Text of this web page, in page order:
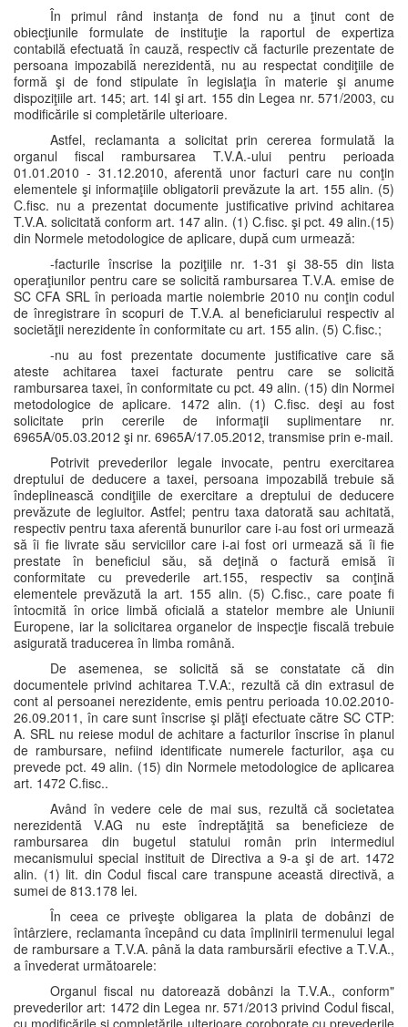
În primul rând instanţa de fond nu a ţinut cont de
obiecţiunile formulate de instituţie la raportul de expertiza
contabilă efectuată în cauză, respectiv că facturile prezentate de
persoana impozabilă nerezidentă, nu au respectat condiţiile de
formă şi de fond stipulate în legislaţia în materie şi anume
dispoziţiile art. 145; art. 14l şi art. 155 din Legea nr. 571/2003, cu
modificările si completările ulterioare.
Astfel, reclamanta a solicitat prin cererea formulată la
organul fiscal rambursarea T.V.A.-ului pentru perioada
01.01.2010 - 31.12.2010, aferentă unor facturi care nu conţin
elementele şi informaţiile obligatorii prevăzute la art. 155 alin. (5)
C.fisc. nu a prezentat documente justificative privind achitarea
T.V.A. solicitată conform art. 147 alin. (1) C.fisc. şi pct. 49 alin.(15)
din Normele metodologice de aplicare, după cum urmează:
-facturile înscrise la poziţiile nr. 1-31 şi 38-55 din lista
operaţiunilor pentru care se solicită rambursarea T.V.A. emise de
SC CFA SRL în perioada martie noiembrie 2010 nu conţin codul
de înregistrare în scopuri de T.V.A. al beneficiarului respectiv al
societăţii nerezidente în conformitate cu art. 155 alin. (5) C.fisc.;
-nu au fost prezentate documente justificative care să
ateste achitarea taxei facturate pentru care se solicită
rambursarea taxei, în conformitate cu pct. 49 alin. (15) din Normei
metodologice de aplicare. 1472 alin. (1) C.fisc. deşi au fost
solicitate prin cererile de informaţii suplimentare nr.
6965A/05.03.2012 şi nr. 6965A/17.05.2012, transmise prin e-mail.
Potrivit prevederilor legale invocate, pentru exercitarea
dreptului de deducere a taxei, persoana impozabilă trebuie să
îndeplinească condiţiile de exercitare a dreptului de deducere
prevăzute de legiuitor. Astfel; pentru taxa datorată sau achitată,
respectiv pentru taxa aferentă bunurilor care i-au fost ori urmează
să îi fie livrate său serviciilor care i-ai fost ori urmează să îi fie
prestate în beneficiul său, să deţină o factură emisă îi
conformitate cu prevederile art.155, respectiv sa conţină
elementele prevăzută la art. 155 alin. (5) C.fisc., care poate fi
întocmită în orice limbă oficială a statelor membre ale Uniunii
Europene, iar la solicitarea organelor de inspecţie fiscală trebuie
asigurată traducerea în limba română.
De asemenea, se solicită să se constatate că din
documentele privind achitarea T.V.A:, rezultă că din extrasul de
cont al persoanei nerezidente, emis pentru perioada 10.02.2010-
26.09.2011, în care sunt înscrise şi plăţi efectuate către SC CTP:
A. SRL nu reiese modul de achitare a facturilor înscrise în planul
de rambursare, nefiind identificate numerele facturilor, aşa cu
prevede pct. 49 alin. (15) din Normele metodologice de aplicarea
art. 1472 C.fisc..
Având în vedere cele de mai sus, rezultă că societatea
nerezidentă V.AG nu este îndreptăţită sa beneficieze de
rambursarea din bugetul statului român prin intermediul
mecanismului special instituit de Directiva a 9-a şi de art. 1472
alin. (1) lit. din Codul fiscal care transpune această directivă, a
sumei de 813.178 lei.
În ceea ce priveşte obligarea la plata de dobânzi de
întârziere, reclamanta începând cu data împlinirii termenului legal
de rambursare a T.V.A. până la data rambursării efective a T.V.A.,
a învederat următoarele:
Organul fiscal nu datorează dobânzi la T.V.A., conform"
prevederilor art: 1472 din Legea nr. 571/2013 privind Codul fiscal,
cu modificările si completările ulterioare coroborate cu prevederile